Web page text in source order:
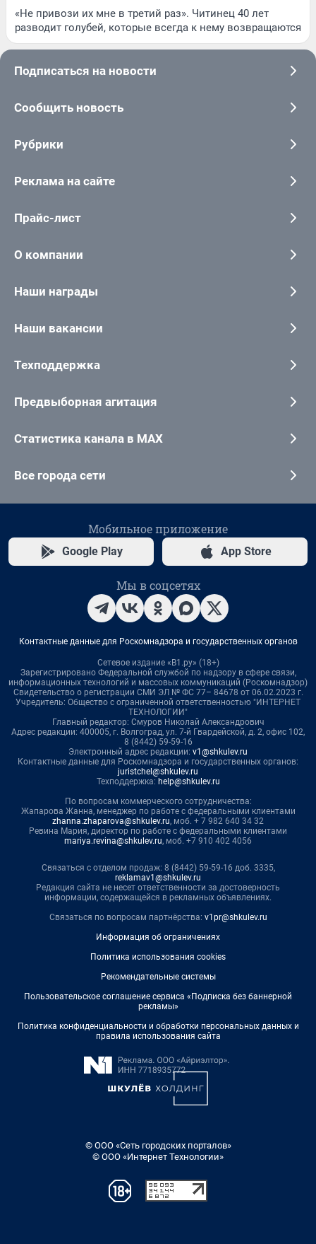
«Не привози их мне в третий раз». Читинец 40 лет
разводит голубей, которые всегда к нему возвращаются
Подписаться на новости
Сообщить новость
Рубрики
Реклама на сайте
Прайс-лист
О компании
Наши награды
Наши вакансии
Техподдержка
Предвыборная агитация
Статистика канала в MAX
Все города сети
Мобильное приложение
Google Play App Store
Мы в соцсетях
Контактные данные для Роскомнадзора и государственных органов
Сетевое издание «В1.ру» (18+)
Зарегистрировано Федеральной службой по надзору в сфере связи,
информационных технологий и массовых коммуникаций (Роскомнадзор)
Свидетельство о регистрации СМИ ЭЛ № ФС 77– 84678 от 06.02.2023 г.
Учредитель: Общество с ограниченной ответственностью "ИНТЕРНЕТ
ТЕХНОЛОГИИ"
Главный редактор: Смуров Николай Александрович
Адрес редакции: 400005, г. Волгоград, ул. 7-й Гвардейской, д. 2, офис 102,
8 (8442) 59-59-16
Электронный адрес редакции: v1@shkulev.ru
Контактные данные для Роскомнадзора и государственных органов:
juristchel@shkulev.ru
Техподдержка: help@shkulev.ru
По вопросам коммерческого сотрудничества:
Жапарова Жанна, менеджер по работе с федеральными клиентами
zhanna.zhaparova@shkulev.ru, моб. + 7 982 640 34 32
Ревина Мария, директор по работе с федеральными клиентами
mariya.revina@shkulev.ru, моб. +7 910 402 4056
Связаться с отделом продаж: 8 (8442) 59-59-16 доб. 3335,
reklamav1@shkulev.ru
Редакция сайта не несет ответственности за достоверность
информации, содержащейся в рекламных объявлениях.
Связаться по вопросам партнёрства: v1pr@shkulev.ru
Информация об ограничениях
Политика использования cookies
Рекомендательные системы
Пользовательское соглашение сервиса «Подписка без баннерной
рекламы»
Политика конфиденциальности и обработки персональных данных и
правила использования сайта
© ООО «Сеть городских порталов»
© ООО «Интернет Технологии»